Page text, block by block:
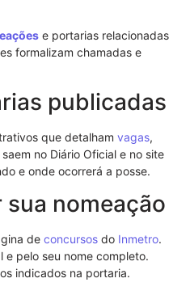
e portarias relacionadas
formalizam chamadas e
publicadas
que detalham vagas,
no Diário Oficial e no site
e onde ocorrerá a posse.
nomeação
de concursos do Inmetro.
e pelo seu nome completo.
indicados na portaria.